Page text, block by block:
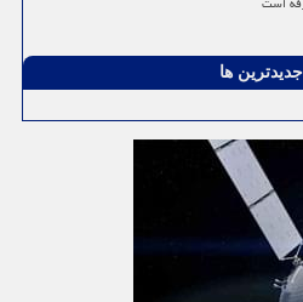
جدیدترین ها